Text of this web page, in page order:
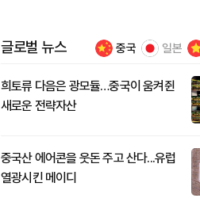
글로벌 뉴스 중국 일본
희토류 다음은 광모듈…중국이 움켜쥔
새로운 전략자산
중국산 에어콘을 웃돈 주고 산다...유럽
열광시킨 메이디